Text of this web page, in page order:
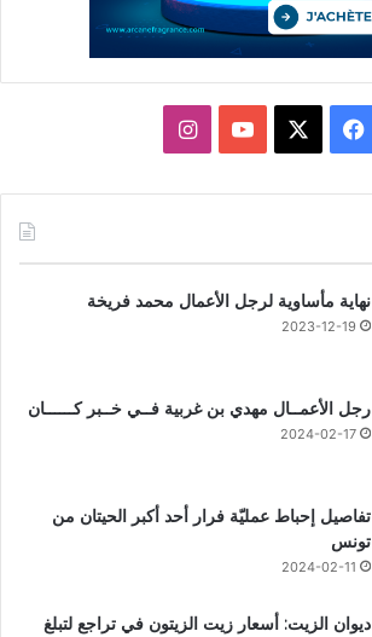
فيسبوك يوتيوبانستقرام
نهاية مأساوية لرجل الأعمال محمد فريخة
2023-12-19
رجل الأعمــال مهدي بن غربية فــي خــبر كــــــان
2024-02-17
تفاصيل إحباط عمليّة فرار أحد أكبر الحيتان من
تونس
2024-02-11
ديوان الزيت: أسعار زيت الزيتون في تراجع لتبلغ